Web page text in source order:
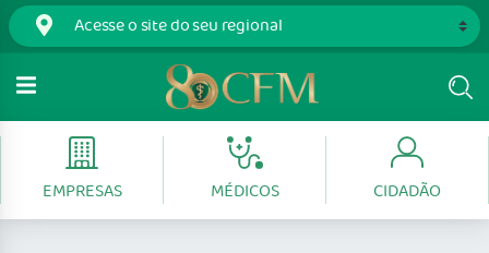
EMPRESAS MÉDICOS CIDADÃO